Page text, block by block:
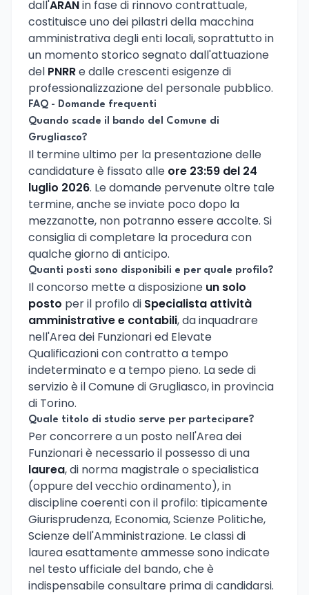
dall'ARANin fase di rinnovo contrattuale,
costituisce uno dei pilastri della macchina
amministrativa degli enti locali, soprattutto in
un momento storico segnato dall'attuazione
del PNRRe dalle crescenti esigenze di
professionalizzazione del personale pubblico.
FAQ - Domande frequenti
Quando scade il bando del Comune di
Grugliasco?
Il termine ultimo per la presentazione delle
candidature è fissato alle ore 23:59 del 24
luglio 2026. Le domande pervenute oltre tale
termine, anche se inviate poco dopo la
mezzanotte, non potranno essere accolte. Si
consiglia di completare la procedura con
qualche giorno di anticipo.
Quanti posti sono disponibili e per quale profilo?
Il concorso mette a disposizione un solo
posto per il profilo di Specialista attività
amministrative e contabili, da inquadrare
nell'Area dei Funzionari ed Elevate
Qualificazioni con contratto a tempo
indeterminato e a tempo pieno. La sede di
servizio è il Comune di Grugliasco, in provincia
di Torino.
Quale titolo di studio serve per partecipare?
Per concorrere a un posto nell'Area dei
Funzionari è necessario il possesso di una
laurea, di norma magistrale o specialistica
(oppure del vecchio ordinamento), in
discipline coerenti con il profilo: tipicamente
Giurisprudenza, Economia, Scienze Politiche,
Scienze dell'Amministrazione. Le classi di
laurea esattamente ammesse sono indicate
nel testo ufficiale del bando, che è
indispensabile consultare prima di candidarsi.